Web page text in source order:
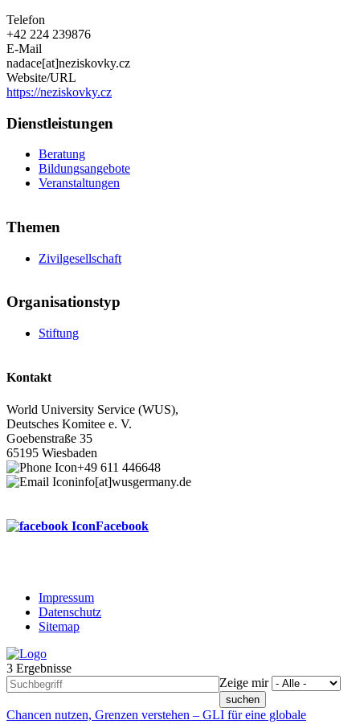
Telefon
+42 224 239876
E-Mail
nadace[at]neziskovky.cz
Website/URL
https://neziskovky.cz
Dienstleistungen
Beratung
Bildungsangebote
Veranstaltungen
Themen
Zivilgesellschaft
Organisationstyp
Stiftung
Kontakt
World University Service (WUS),
Deutsches Komitee e. V.
Goebenstraße 35
65195 Wiesbaden
+49 611 446648
info[at]wusgermany.de
Facebook
Footer
menu
Impressum
Datenschutz
Sitemap
3 Ergebnisse
Zeige mir
Chancen nutzen, Grenzen verstehen – GLI für eine globale